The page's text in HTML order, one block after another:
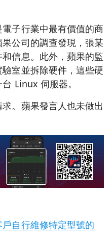
子行業中最有價值的商
公司的調查發現，張某
信息。此外，蘋果的監
室並拆除硬件，這些硬
Linux 伺服器。
。蘋果發言人也未做出
戶自行維修特定型號的